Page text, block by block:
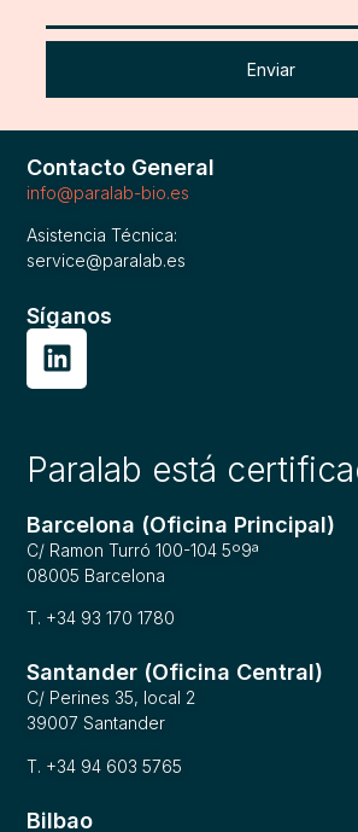
Enviar
Contacto General
info@paralab-bio.es
Asistencia Técnica:
service@paralab.es
Síganos
Paralab está
Barcelona (Oficina Principal)
C/ Ramon Turró 100-104 5º9ª
08005 Barcelona
T. +34 93 170 1780
Santander (Oficina Central)
C/ Perines 35, local 2
39007 Santander
T. +34 94 603 5765
Bilbao